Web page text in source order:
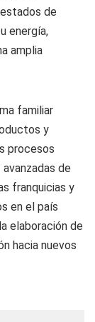
de
energía,
amplia
familiar
y
procesos
de
franquicias y
en el país
elaboración de
hacia nuevos